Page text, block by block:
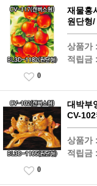
재물홍
원단형
상품가 :
적립금 :
0
대박부
CV-
상품가 :
적립금 :
0